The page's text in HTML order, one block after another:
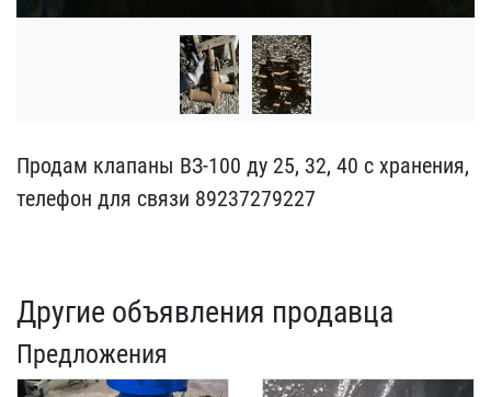
Продам клапаны ВЗ-100 ду​ 25, 32, 40 с хранения, ​
телефон для связи 892372​79227
Другие объявления продавца
Предложения